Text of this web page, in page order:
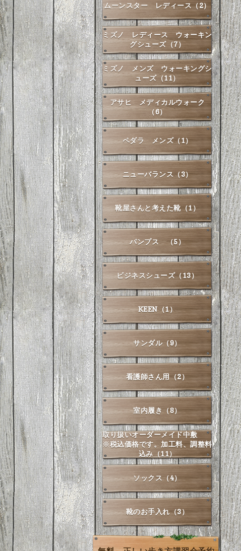
ムーンスター レディース（2）
ミズノ レディース ウォーキン
グシューズ（7）
ミズノ メンズ ウォーキングシ
ューズ（11）
アサヒ メディカルウォーク
（6）
ペダラ メンズ（1）
ニューバランス（3）
靴屋さんと考えた靴（1）
パンプス （5）
ビジネスシューズ（13）
KEEN（1）
サンダル（9）
看護師さん用（2）
室内履き（8）
取り扱いオーダーメイド中敷
※税込価格です。加工料、調整料
込み（11）
ソックス（4）
靴のお手入れ（3）